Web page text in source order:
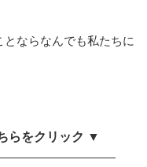
ならなんでも私たちに
らをクリック ▼